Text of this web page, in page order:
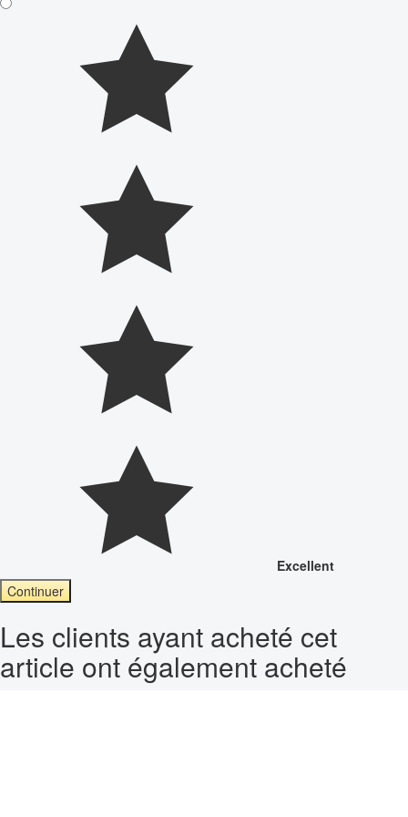
Excellent
Continuer
Les clients ayant acheté cet
article ont également acheté